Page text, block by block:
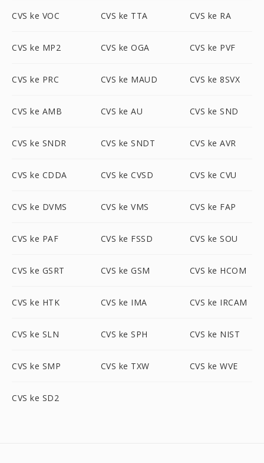
CVS ke VOC CVS ke TTA CVS ke RA
CVS ke MP2 CVS ke OGA CVS ke PVF
CVS ke PRC CVS ke MAUD CVS ke 8SVX
CVS ke AMB CVS ke AU CVS ke SND
CVS ke SNDR CVS ke SNDT CVS ke AVR
CVS ke CDDA CVS ke CVSD CVS ke CVU
CVS ke DVMS CVS ke VMS CVS ke FAP
CVS ke PAF CVS ke FSSD CVS ke SOU
CVS ke GSRT CVS ke GSM CVS ke HCOM
CVS ke HTK CVS ke IMA CVS ke IRCAM
CVS ke SLN CVS ke SPH CVS ke NIST
CVS ke SMP CVS ke TXW CVS ke WVE
CVS ke SD2